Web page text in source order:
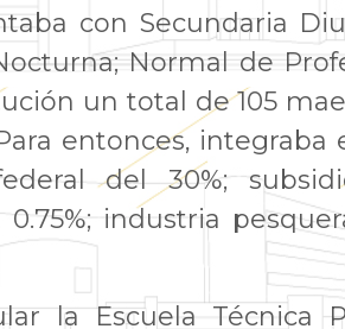
con Secundaria
Normal de
un total de 105
entonces,
del 30%;
industria
la Escuela Técnica